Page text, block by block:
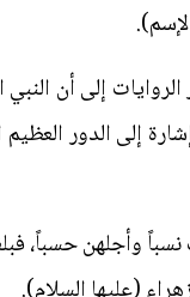
إلى أن
إلى الدور
وأجلهن حسباً،